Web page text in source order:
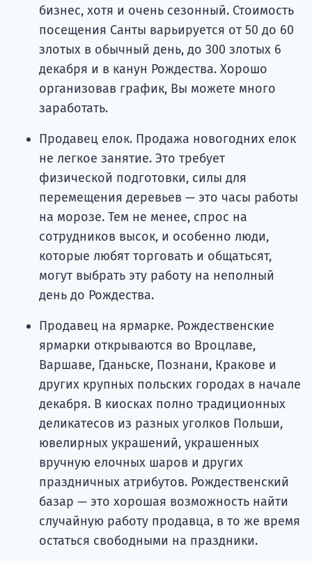
бизнес, хотя и очень сезонный. Стоимость
посещения Санты варьируется от 50 до 60
злотых в обычный день, до 300 злотых 6
декабря и в канун Рождества. Хорошо
организовав график, Вы можете много
заработать.
Продавец елок. Продажа новогодних елок
не легкое занятие. Это требует
физической подготовки, силы для
перемещения деревьев — это часы работы
на морозе. Тем не менее, спрос на
сотрудников высок, и особенно люди,
которые любят торговать и общатьсят,
могут выбрать эту работу на неполный
день до Рождества.
Продавец на ярмарке. Рождественские
ярмарки открываются во Вроцлаве,
Варшаве, Гданьске, Познани, Кракове и
других крупных польских городах в начале
декабря. В киосках полно традиционных
деликатесов из разных уголков Польши,
ювелирных украшений, украшенных
вручную елочных шаров и других
праздничных атрибутов. Рождественский
базар — это хорошая возможность найти
случайную работу продавца, в то же время
остаться свободными на праздники.